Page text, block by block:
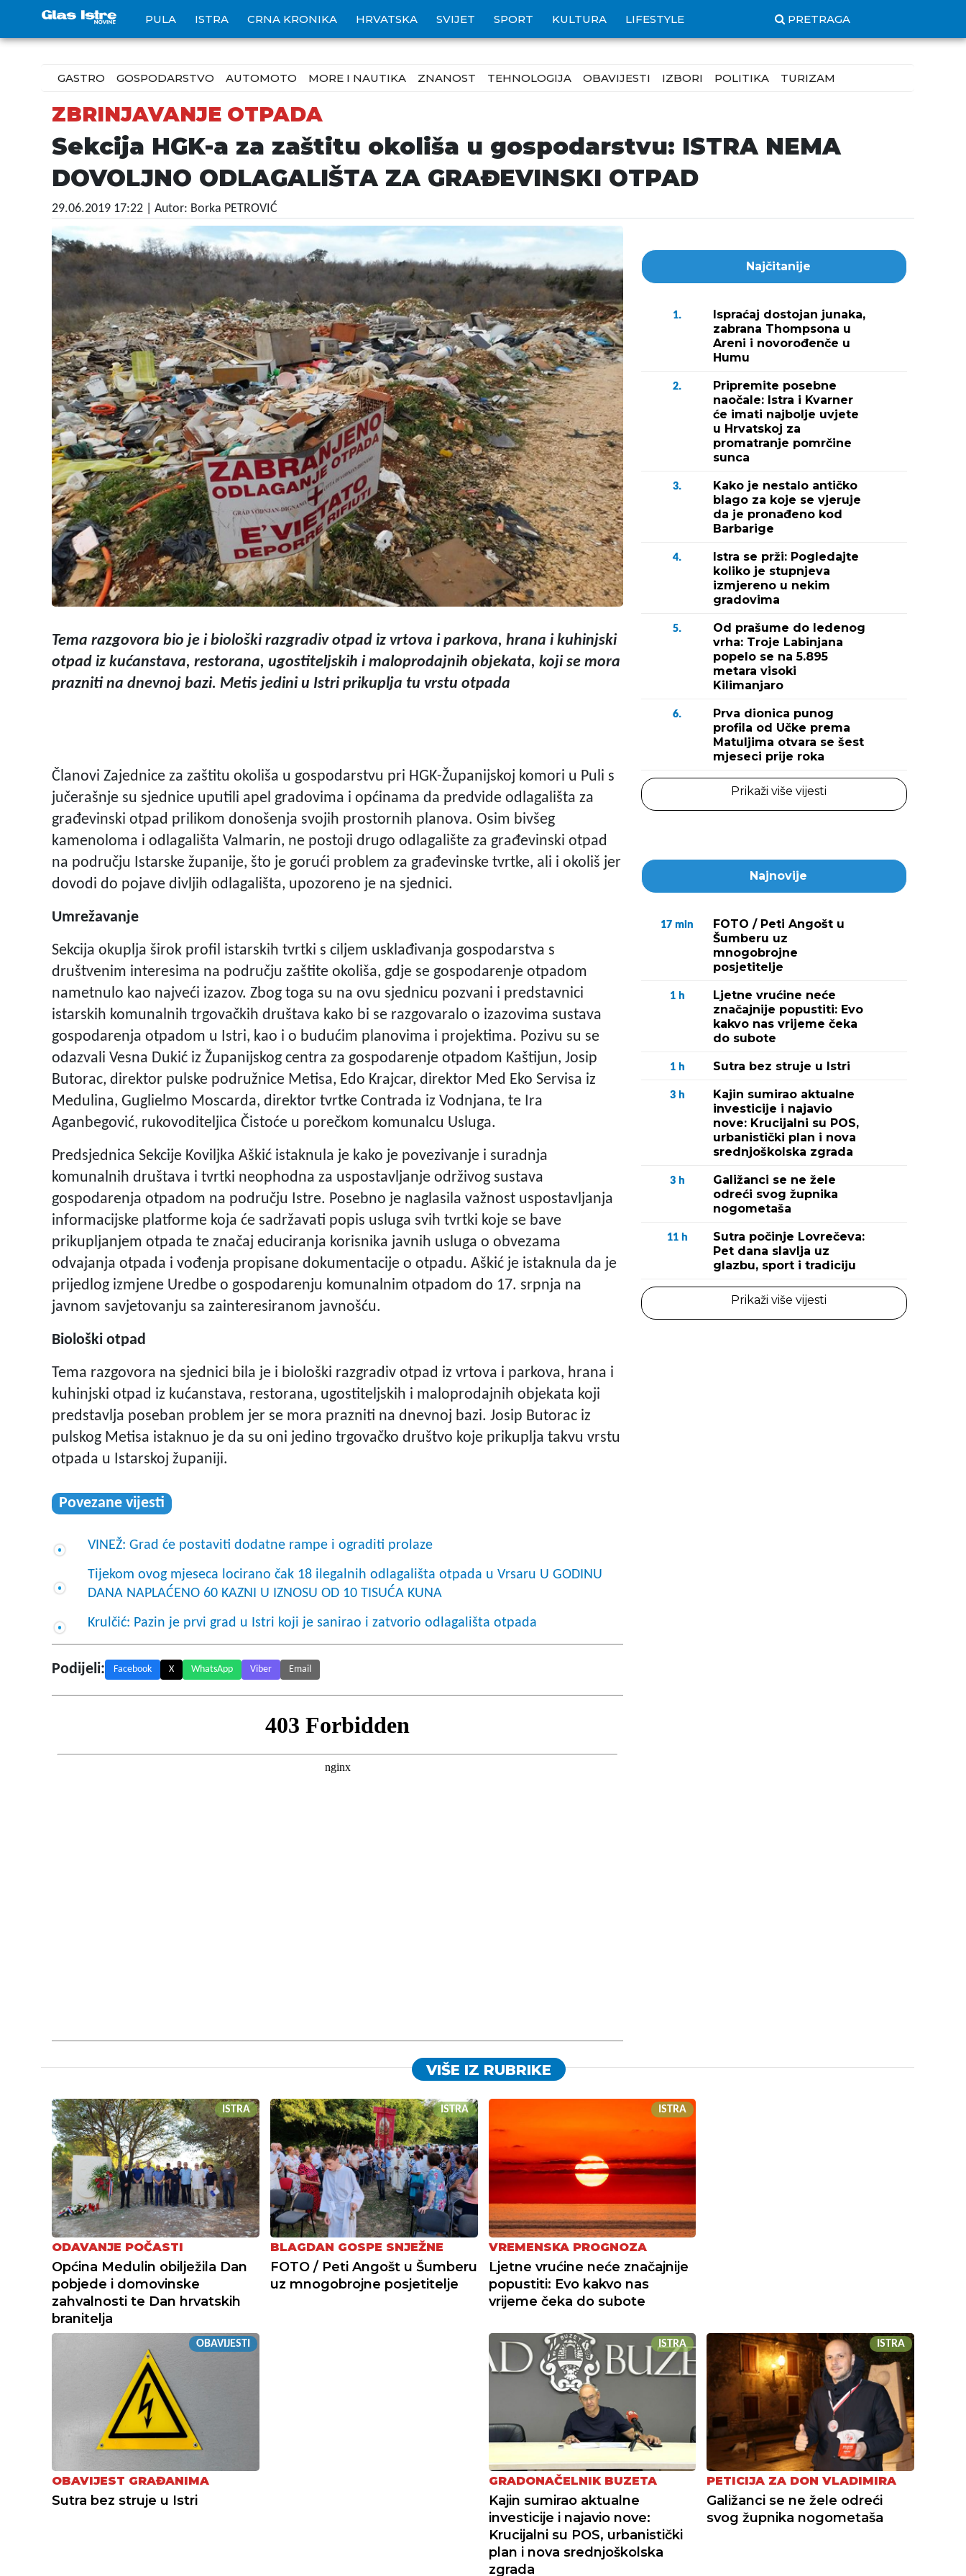
PULA ISTRA CRNA KRONIKA HRVATSKA SVIJET SPORT KULTURA LIFESTYLE PRETRAGA
GASTRO GOSPODARSTVO AUTOMOTO MORE I NAUTIKA ZNANOST TEHNOLOGIJA OBAVIJESTI IZBORI POLITIKA TURIZAM
ZBRINJAVANJE OTPADA
Sekcija HGK-a za zaštitu okoliša u gospodarstvu: ISTRA NEMA
DOVOLJNO ODLAGALIŠTA ZA GRAĐEVINSKI OTPAD
29.06.2019 17:22 | Autor: Borka PETROVIĆ
Tema razgovora bio je i biološki razgradiv otpad iz vrtova i parkova, hrana i kuhinjski
otpad iz kućanstava, restorana, ugostiteljskih i maloprodajnih objekata, koji se mora
prazniti na dnevnoj bazi. Metis jedini u Istri prikuplja tu vrstu otpada
Članovi Zajednice za zaštitu okoliša u gospodarstvu pri HGK-Županijskoj komori u Puli s
jučerašnje su sjednice uputili apel gradovima i općinama da predvide odlagališta za
građevinski otpad prilikom donošenja svojih prostornih planova. Osim bivšeg
kamenoloma i odlagališta Valmarin, ne postoji drugo odlagalište za građevinski otpad
na području Istarske županije, što je gorući problem za građevinske tvrtke, ali i okoliš jer
dovodi do pojave divljih odlagališta, upozoreno je na sjednici.
Umrežavanje
Sekcija okuplja širok profil istarskih tvrtki s ciljem usklađivanja gospodarstva s
društvenim interesima na području zaštite okoliša, gdje se gospodarenje otpadom
nametnulo kao najveći izazov. Zbog toga su na ovu sjednicu pozvani i predstavnici
istarskih komunalnih trgovačkih društava kako bi se razgovaralo o izazovima sustava
gospodarenja otpadom u Istri, kao i o budućim planovima i projektima. Pozivu su se
odazvali Vesna Dukić iz Županijskog centra za gospodarenje otpadom Kaštijun, Josip
Butorac, direktor pulske podružnice Metisa, Edo Krajcar, direktor Med Eko Servisa iz
Medulina, Guglielmo Moscarda, direktor tvrtke Contrada iz Vodnjana, te Ira
Aganbegović, rukovoditeljica Čistoće u porečkom komunalcu Usluga.
Predsjednica Sekcije Koviljka Aškić istaknula je kako je povezivanje i suradnja
komunalnih društava i tvrtki neophodna za uspostavljanje održivog sustava
gospodarenja otpadom na području Istre. Posebno je naglasila važnost uspostavljanja
informacijske platforme koja će sadržavati popis usluga svih tvrtki koje se bave
prikupljanjem otpada te značaj educiranja korisnika javnih usluga o obvezama
odvajanja otpada i vođenja propisane dokumentacije o otpadu. Aškić je istaknula da je
prijedlog izmjene Uredbe o gospodarenju komunalnim otpadom do 17. srpnja na
javnom savjetovanju sa zainteresiranom javnošću.
Biološki otpad
Tema razgovora na sjednici bila je i biološki razgradiv otpad iz vrtova i parkova, hrana i
kuhinjski otpad iz kućanstava, restorana, ugostiteljskih i maloprodajnih objekata koji
predstavlja poseban problem jer se mora prazniti na dnevnoj bazi. Josip Butorac iz
pulskog Metisa istaknuo je da su oni jedino trgovačko društvo koje prikuplja takvu vrstu
otpada u Istarskoj županiji.
Povezane vijesti
VINEŽ: Grad će postaviti dodatne rampe i ograditi prolaze
Tijekom ovog mjeseca locirano čak 18 ilegalnih odlagališta otpada u Vrsaru U GODINU
DANA NAPLAĆENO 60 KAZNI U IZNOSU OD 10 TISUĆA KUNA
Krulčić: Pazin je prvi grad u Istri koji je sanirao i zatvorio odlagališta otpada
Podijeli: Facebook X WhatsApp Viber Email
Najčitanije
1.
Ispraćaj dostojan junaka,
zabrana Thompsona u
Areni i novorođenče u
Humu
2.
Pripremite posebne
naočale: Istra i Kvarner
će imati najbolje uvjete
u Hrvatskoj za
promatranje pomrčine
sunca
3.
Kako je nestalo antičko
blago za koje se vjeruje
da je pronađeno kod
Barbarige
4.
Istra se prži: Pogledajte
koliko je stupnjeva
izmjereno u nekim
gradovima
5.
Od prašume do ledenog
vrha: Troje Labinjana
popelo se na 5.895
metara visoki
Kilimanjaro
6.
Prva dionica punog
profila od Učke prema
Matuljima otvara se šest
mjeseci prije roka
Prikaži više vijesti
Najnovije
17 min
FOTO / Peti Angošt u
Šumberu uz
mnogobrojne
posjetitelje
1 h
Ljetne vrućine neće
značajnije popustiti: Evo
kakvo nas vrijeme čeka
do subote
1 h Sutra bez struje u Istri
3 h
Kajin sumirao aktualne
investicije i najavio
nove: Krucijalni su POS,
urbanistički plan i nova
srednjoškolska zgrada
3 h
Galižanci se ne žele
odreći svog župnika
nogometaša
11 h
Sutra počinje Lovrečeva:
Pet dana slavlja uz
glazbu, sport i tradiciju
Prikaži više vijesti
VIŠE IZ RUBRIKE
ISTRA
ODAVANJE POČASTI
Općina Medulin obilježila Dan
pobjede i domovinske
zahvalnosti te Dan hrvatskih
branitelja
ISTRA
BLAGDAN GOSPE SNJEŽNE
FOTO / Peti Angošt u Šumberu
uz mnogobrojne posjetitelje
ISTRA
VREMENSKA PROGNOZA
Ljetne vrućine neće značajnije
popustiti: Evo kakvo nas
vrijeme čeka do subote
OBAVIJESTI
OBAVIJEST GRAĐANIMA
Sutra bez struje u Istri
ISTRA
GRADONAČELNIK BUZETA
Kajin sumirao aktualne
investicije i najavio nove:
Krucijalni su POS, urbanistički
plan i nova srednjoškolska
zgrada
ISTRA
PETICIJA ZA DON VLADIMIRA
Galižanci se ne žele odreći
svog župnika nogometaša